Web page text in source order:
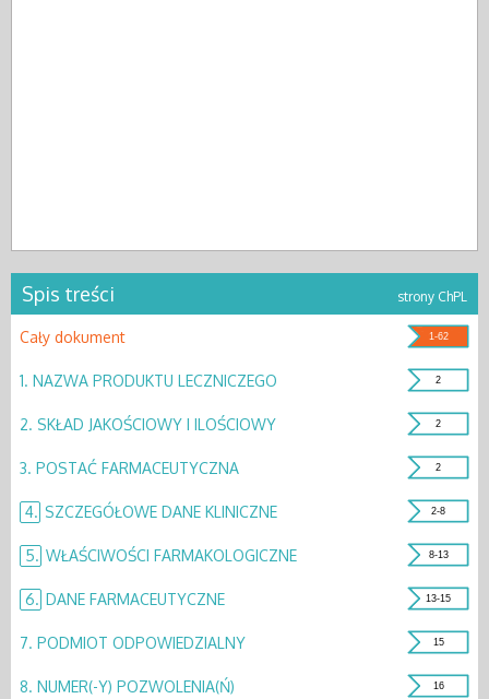
Spis treści strony ChPL
Cały dokument 1-62
1. NAZWA PRODUKTU LECZNICZEGO 2
2. SKŁAD JAKOŚCIOWY I ILOŚCIOWY 2
3. POSTAĆ FARMACEUTYCZNA 2
4. SZCZEGÓŁOWE DANE KLINICZNE 2-8
5. WŁAŚCIWOŚCI FARMAKOLOGICZNE 8-13
6. DANE FARMACEUTYCZNE 13-15
7. PODMIOT ODPOWIEDZIALNY 15
8. NUMER(-Y) POZWOLENIA(Ń) 16